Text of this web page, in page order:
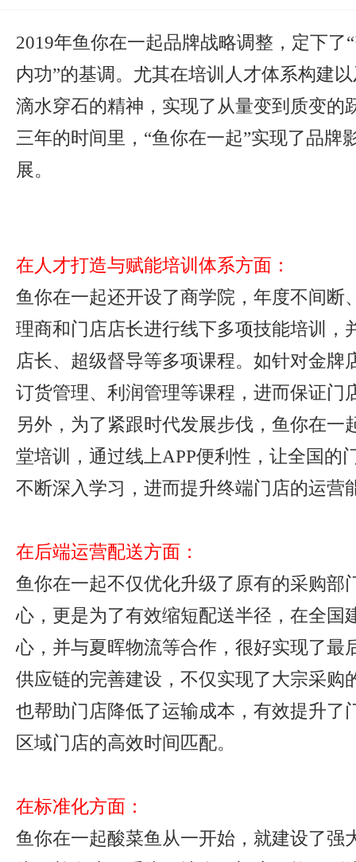
2019年鱼你在一起品牌战略调整，定下了
内功”的基调。尤其在培训人才体系构建
滴水穿石的精神，实现了从量变到质变的
三年的时间里，“鱼你在一起”实现了品牌
展。
在人才打造与赋能培训体系方面：
鱼你在一起还开设了商学院，年度不间断
理商和门店店长进行线下多项技能培训，
店长、超级督导等多项课程。如针对金牌
订货管理、利润管理等课程，进而保证门
另外，为了紧跟时代发展步伐，鱼你在一
堂培训，通过线上APP便利性，让全国的
不断深入学习，进而提升终端门店的运营
在后端运营配送方面：
鱼你在一起不仅优化升级了原有的采购部
心，更是为了有效缩短配送半径，在全国
心，并与夏晖物流等合作，很好实现了最
供应链的完善建设，不仅实现了大宗采购
也帮助门店降低了运输成本，有效提升了
区域门店的高效时间匹配。
在标准化方面：
鱼你在一起酸菜鱼从一开始，就建设了强